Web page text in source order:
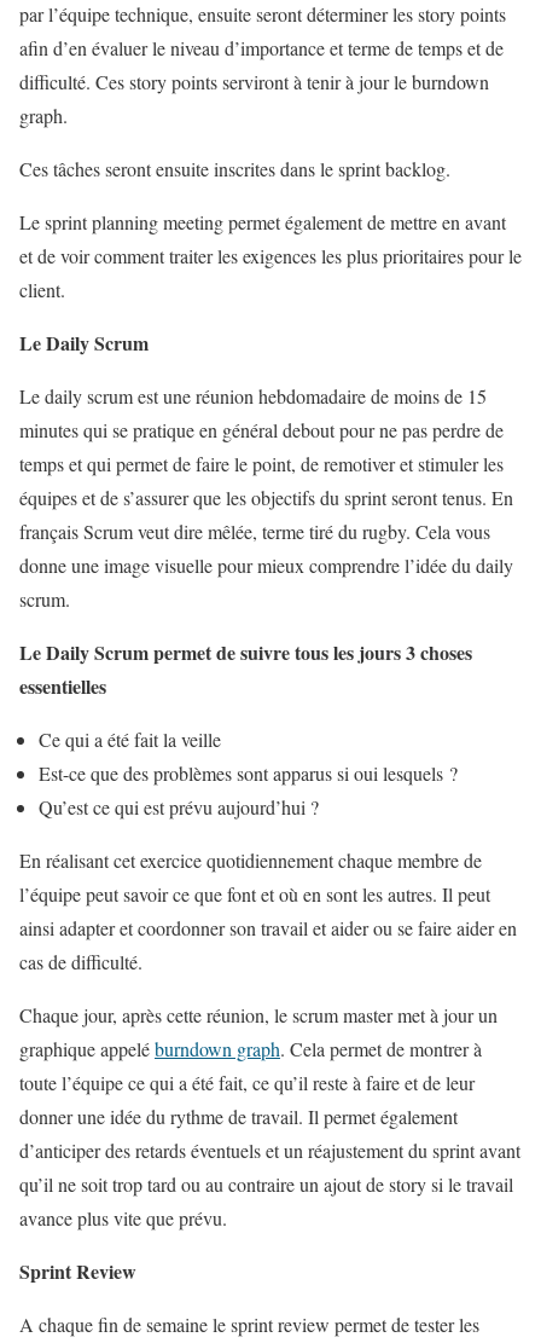
par l’équipe technique, ensuite seront déterminer les story points
afin d’en évaluer le niveau d’importance et terme de temps et de
difficulté. Ces story points serviront à tenir à jour le burndown
graph.
Ces tâches seront ensuite inscrites dans le sprint backlog.
Le sprint planning meeting permet également de mettre en avant
et de voir comment traiter les exigences les plus prioritaires pour le
client.
Le Daily Scrum
Le daily scrum est une réunion hebdomadaire de moins de 15
minutes qui se pratique en général debout pour ne pas perdre de
temps et qui permet de faire le point, de remotiver et stimuler les
équipes et de s’assurer que les objectifs du sprint seront tenus. En
français Scrum veut dire mêlée, terme tiré du rugby. Cela vous
donne une image visuelle pour mieux comprendre l’idée du daily
scrum.
Le Daily Scrum permet de suivre tous les jours 3 choses
essentielles
Ce qui a été fait la veille
Est-ce que des problèmes sont apparus si oui lesquels ?
Qu’est ce qui est prévu aujourd’hui ?
En réalisant cet exercice quotidiennement chaque membre de
l’équipe peut savoir ce que font et où en sont les autres. Il peut
ainsi adapter et coordonner son travail et aider ou se faire aider en
cas de difficulté.
Chaque jour, après cette réunion, le scrum master met à jour un
graphique appeléburndown graph. Cela permet de montrer à
toute l’équipe ce qui a été fait, ce qu’il reste à faire et de leur
donner une idée du rythme de travail. Il permet également
d’anticiper des retards éventuels et un réajustement du sprint avant
qu’il ne soit trop tard ou au contraire un ajout de story si le travail
avance plus vite que prévu.
Sprint Review
A chaque fin de semaine le sprint review permet de tester les